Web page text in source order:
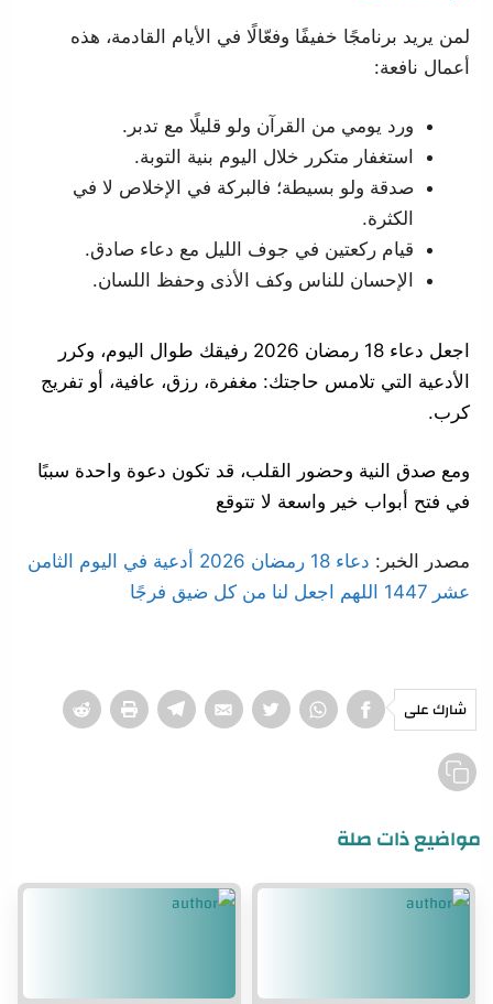
لمن يريد برنامجًا خفيفًا وفعّالًا في الأيام القادمة، هذه
أعمال نافعة:
ورد يومي من القرآن ولو قليلًا مع تدبر.
استغفار متكرر خلال اليوم بنية التوبة.
صدقة ولو بسيطة؛ فالبركة في الإخلاص لا في
الكثرة.
قيام ركعتين في جوف الليل مع دعاء صادق.
الإحسان للناس وكف الأذى وحفظ اللسان.
اجعل دعاء 18 رمضان 2026 رفيقك طوال اليوم، وكرر
الأدعية التي تلامس حاجتك: مغفرة، رزق، عافية، أو تفريج
كرب.
ومع صدق النية وحضور القلب، قد تكون دعوة واحدة سببًا
في فتح أبواب خير واسعة لا تتوقع
مصدر الخبر:
دعاء 18 رمضان 2026 أدعية في اليوم الثامن
عشر 1447 اللهم اجعل لنا من كل ضيق فرجًا
شارك على
مواضيع ذات صلة